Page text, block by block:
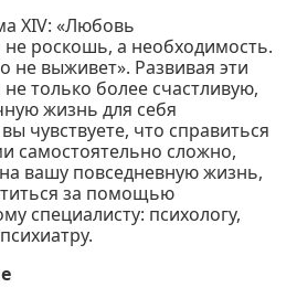
XIV: «Любовь
роскошь, а необходимость.
не выживет». Развивая эти
только более счастливую,
жизнь для себя
чувствуете, что справиться
самостоятельно сложно,
вашу повседневную жизнь,
за помощью
специалисту: психологу,